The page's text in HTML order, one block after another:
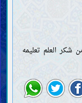
شكر العلم تعليمه